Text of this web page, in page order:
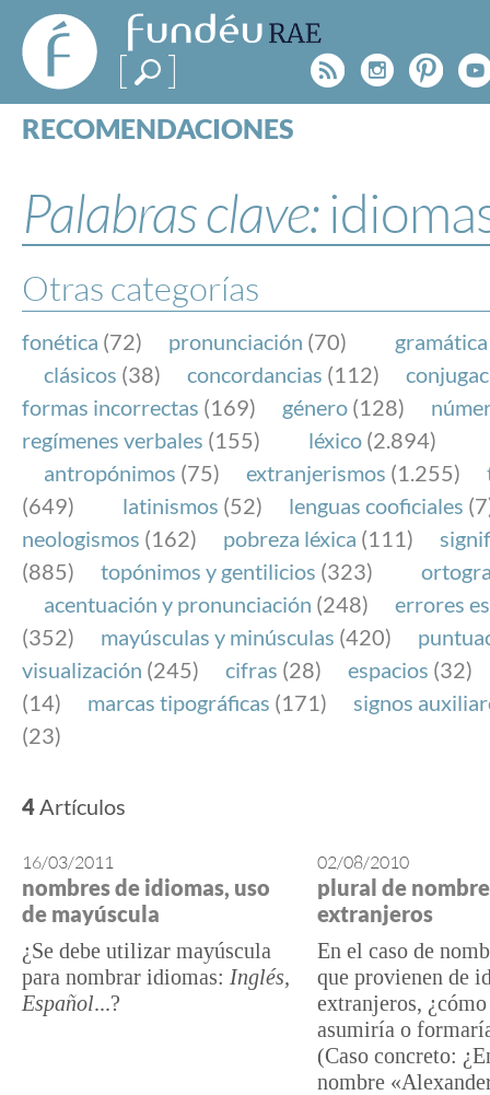
FundéuRAE
- Fundación
del Español
Urgente
Rss
RECOMENDACIONES
ESPECIALES
BLOG
NOTICIAS
SOBRE LA FUNDÉURAE
FundéuRAE es una fundación patrocinada por la
y la Real Academia Española, cuyo objetivo es
el buen uso del español en los medios de
Internet.
Palabras clave:
Otras categorías
fonética (72) pronunciación (70) gramática
clásicos (38) concordancias (112)
formas incorrectas (169) género (128)
regímenes verbales (155) léxico (2.894)
antropónimos (75) extranjerismos (1.255)
(649)
latinismos (52) lenguas cooficiales
neologismos (162) pobreza léxica (111)
(885)
topónimos y gentilicios (323)
acentuación y pronunciación (248)
errores
(352)
mayúsculas y minúsculas (420)
visualización (245) cifras (28) espacios (32)
(14)
marcas tipográficas (171)
signos
(23)
4Artículos
16/03/2011
nombres de idiomas, uso
de mayúscula
¿Se debe utilizar mayúscula
para nombrar idiomas: Inglés,
Español...?
02/08/2010
plural de
extranjeros
En el caso de
que provienen de
extranjeros, ¿cómo
asumiría o
(Caso concreto:
nombre